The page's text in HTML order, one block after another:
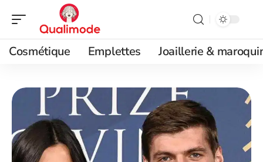
Cosmétique Emplettes Joaillerie &